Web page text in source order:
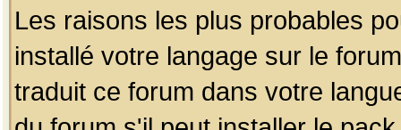
Les raisons les plus probables
installé votre langage sur le
traduit ce forum dans votre